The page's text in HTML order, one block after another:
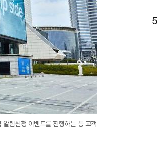
림신청 이벤트를 진행하는 등 고객
5